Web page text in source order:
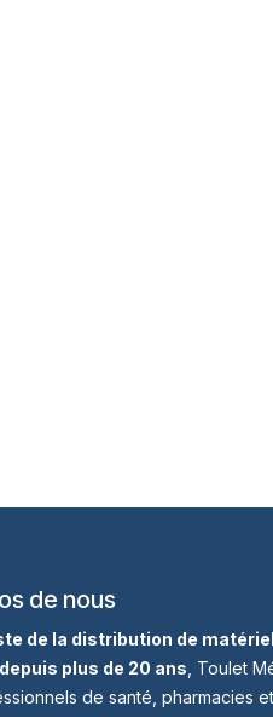
de nous
de la distribution de
plus de 20 ans , Toulet
de santé, pharmacies